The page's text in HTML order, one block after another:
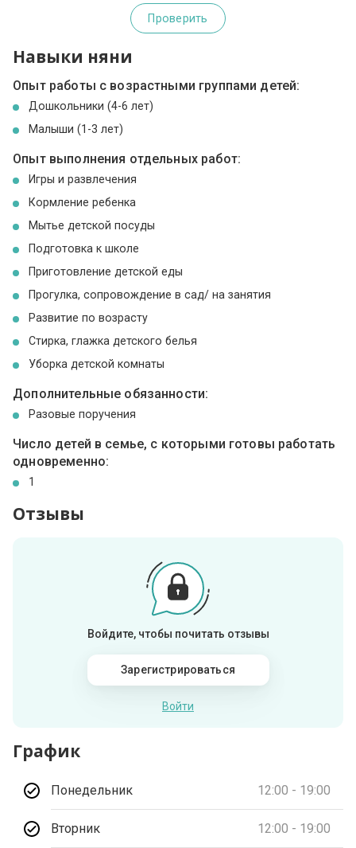
Проверить
Навыки няни
Опыт работы с возрастными группами детей:
Дошкольники (4-6 лет)
Малыши (1-3 лет)
Опыт выполнения отдельных работ:
Игры и развлечения
Кормление ребенка
Мытье детской посуды
Подготовка к школе
Приготовление детской еды
Прогулка, сопровождение в сад/ на занятия
Развитие по возрасту
Стирка, глажка детского белья
Уборка детской комнаты
Дополнительные обязанности:
Разовые поручения
Число детей в семье, с которыми готовы работать
одновременно:
1
Отзывы
Войдите, чтобы почитать отзывы
Зарегистрироваться
Войти
График
Понедельник 12:00 - 19:00
Вторник 12:00 - 19:00